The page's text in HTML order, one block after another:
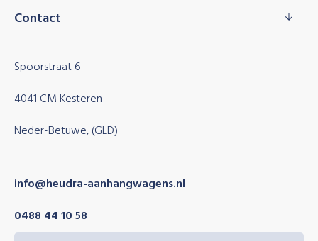
Contact
Spoorstraat 6
4041 CM Kesteren
Neder-Betuwe, (GLD)
info@heudra-aanhangwagens.nl
0488 44 10 58